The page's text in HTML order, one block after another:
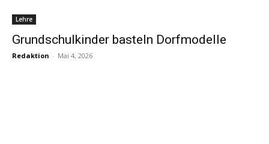
Lehre
Grundschulkinder basteln Dorfmodelle
Redaktion - Mai 4, 2026